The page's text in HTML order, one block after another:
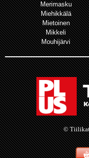
Merimasku
Miehikkälä
Mietoinen
Mikkeli
Mouhijärvi
©